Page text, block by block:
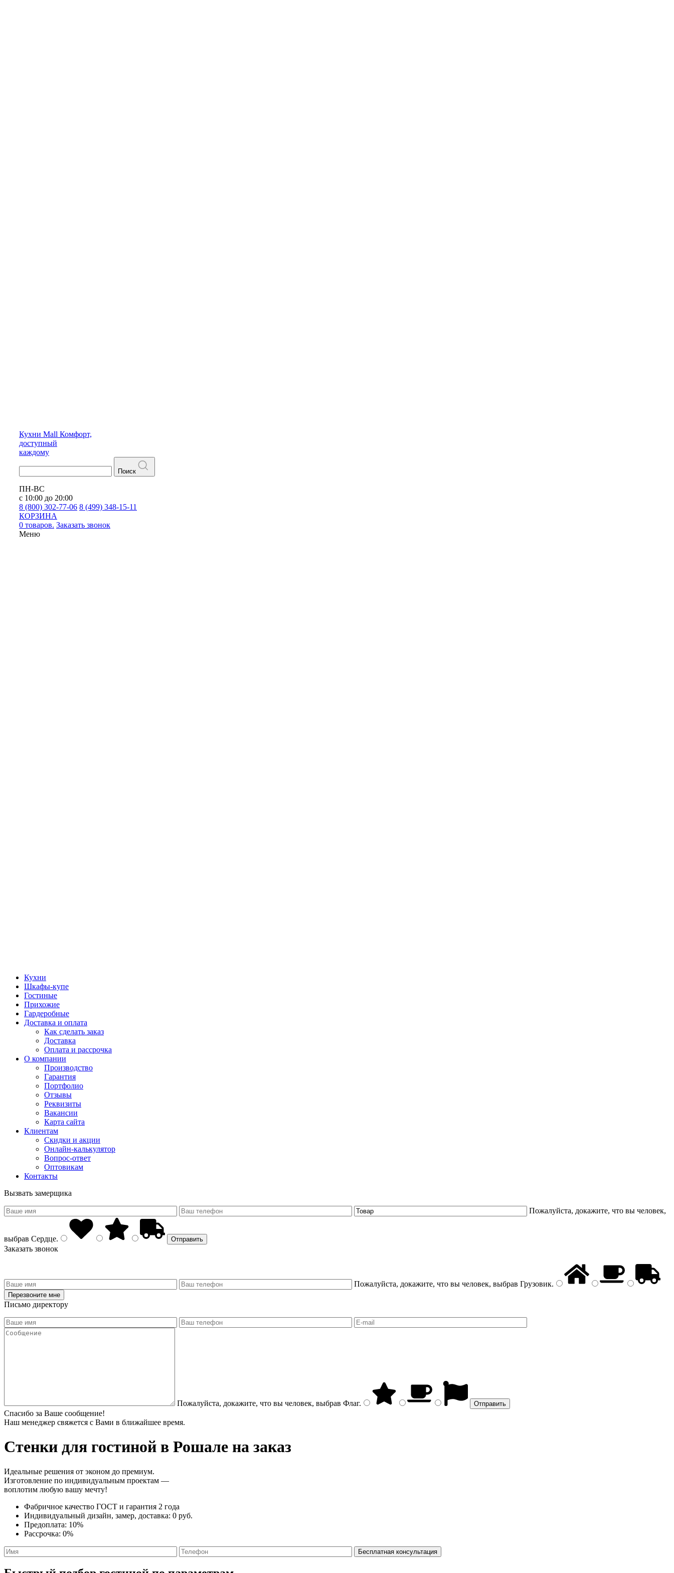
Кухни Mall Комфорт,
доступный
каждому
Поиск
ПН-ВС
с 10:00 до 20:00
8 (800) 302-77-06 8 (499) 348-15-11
КОРЗИНА
0 товаров. Заказать звонок
Меню
Кухни
Шкафы-купе
Гостиные
Прихожие
Гардеробные
Доставка и оплата
Как сделать заказ
Доставка
Оплата и рассрочка
О компании
Производство
Гарантия
Портфолио
Отзывы
Реквизиты
Вакансии
Карта сайта
Клиентам
Скидки и акции
Онлайн-калькулятор
Вопрос-ответ
Оптовикам
Контакты
Вызвать замерщика
Пожалуйста, докажите, что вы человек,
выбрав Сердце.
Заказать звонок
Пожалуйста, докажите, что вы человек, выбрав Грузовик.
Письмо директору
Пожалуйста, докажите, что вы человек, выбрав Флаг.
Спасибо за Ваше сообщение!
Наш менеджер свяжется с Вами в ближайшее время.
Стенки для гостиной в Рошале на заказ
Идеальные решения от эконом до премиум.
Изготовление по индивидуальным проектам —
воплотим любую вашу мечту!
Фабричное качество ГОСТ и гарантия 2 года
Индивидуальный дизайн, замер, доставка: 0 руб.
Предоплата: 10%
Рассрочка: 0%